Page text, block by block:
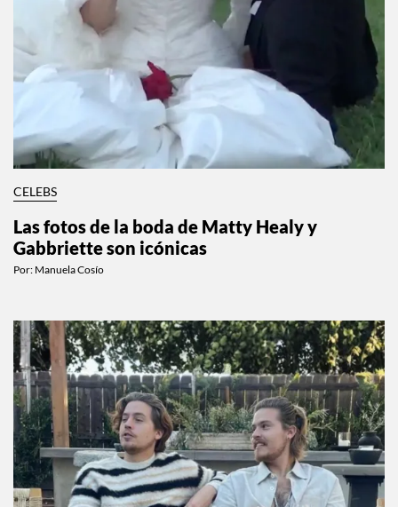
CELEBS
Las fotos de la boda de Matty Healy y
Gabbriette son icónicas
Por: Manuela Cosío